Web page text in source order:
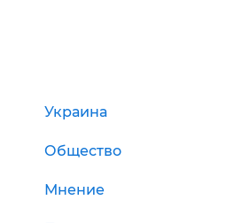
Украина
Общество
Мнение